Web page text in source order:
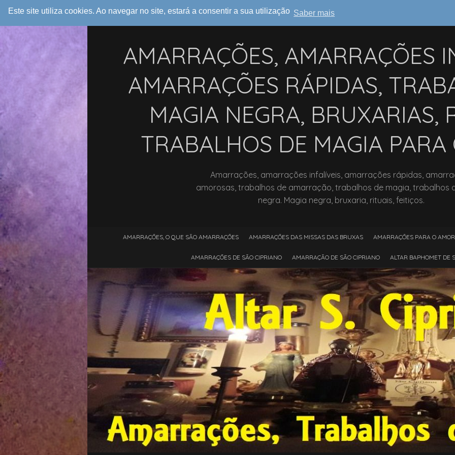
Este site utiliza cookies. Ao navegar no site, estará a consentir a sua utilização Saber mais
AMARRAÇÕES, AMARRAÇÕES
AMARRAÇÕES RÁPIDAS,
MAGIA NEGRA, BRUXARIAS,
TRABALHOS DE MAGIA
Amarrações, amarrações infalíveis, amarrações rápidas,
amorosas, trabalhos de amarração, trabalhos de magia, trabalhos
negra. Magia negra, bruxaria, rituais, feitiços.
AMARRAÇÕES, O QUE SÃO AMARRAÇÕES AMARRAÇÕES DAS MISSAS DAS BRUXAS AMARRAÇÕES PARA O AMOR
AMARRAÇÕES DE SÃO CIPRIANO AMARRAÇÃO DE SÃO CIPRIANO ALTAR BAPHOMET DE